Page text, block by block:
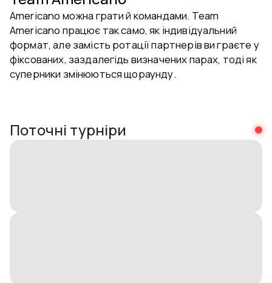
Americano можна грати й командами. Team
Americano працює так само, як індивідуальний
формат, але замість ротації партнерів ви граєте у
фіксованих, заздалегідь визначених парах, тоді як
суперники змінюються щораунду.
Поточні турніри